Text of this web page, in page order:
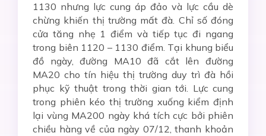
1130 nhưng lực cung áp đảo và lực cầu dè
chừng khiến thị trường mất đà. Chỉ số đóng
cửa tăng nhẹ 1 điểm và tiếp tục đi ngang
trong biên 1120 – 1130 điểm. Tại khung biểu
đồ ngày, đường MA10 đã cắt lên đường
MA20 cho tín hiệu thị trường duy trì đà hồi
phục kỹ thuật trong thời gian tới. Lực cung
trong phiên kéo thị trường xuống kiểm định
lại vùng MA200 ngày khá tích cực bởi phiên
chiều hàng về của ngày 07/12, thanh khoản